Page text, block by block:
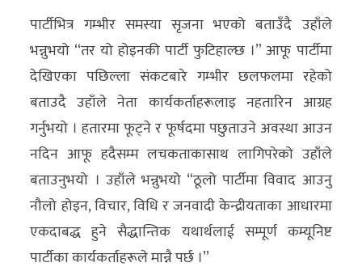
पार्टीभित्र गम्भीर समस्या सृजना भएको बताउँदै उहाँले
भन्नुभयो “तर यो होइनकी पार्टी फुटिहाल्छ ।” आफू पार्टीमा
देखिएका पछिल्ला संकटबारे गम्भीर छलफलमा रहेको
बताउदै उहाँले नेता कार्यकर्ताहरूलाइ नहतारिन आग्रह
गर्नुभयो । हतारमा फूट्ने र फूर्षदमा पछुताउने अवस्था आउन
नदिन आफू हदैसम्म लचकताकासाथ लागिपरेको उहाँले
बताउनुभयो । उहाँले भन्नुभयो “ठूलो पार्टीमा विवाद आउनु
नौलो होइन, विचार, विधि र जनवादी केन्द्रीयताका आधारमा
एकदाबद्ध हुने सैद्धान्तिक यथार्थलाई सम्पूर्ण कम्यूनिष्ट
पार्टीका कार्यकर्ताहरूले मान्नै पर्छ ।”